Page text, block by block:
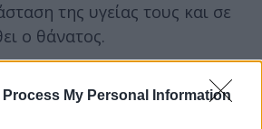
Process My Personal Information
της υγείας τους και σε
ο θάνατος.
δεν δίσταζαν, σύμφωνα